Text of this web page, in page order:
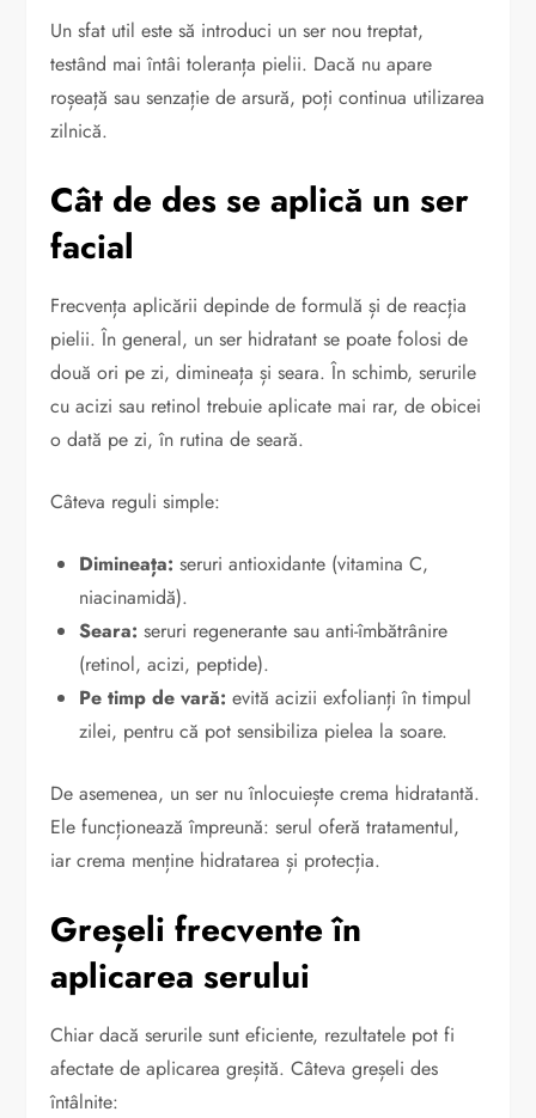
Un sfat util este să introduci un ser nou treptat,
testând mai întâi toleranța pielii. Dacă nu apare
roșeață sau senzație de arsură, poți continua utilizarea
zilnică.
Cât de des se aplică un ser
facial
Frecvența aplicării depinde de formulă și de reacția
pielii. În general, un ser hidratant se poate folosi de
două ori pe zi, dimineața și seara. În schimb, serurile
cu acizi sau retinol trebuie aplicate mai rar, de obicei
o dată pe zi, în rutina de seară.
Câteva reguli simple:
Dimineața: seruri antioxidante (vitamina C,
niacinamidă).
Seara: seruri regenerante sau anti-îmbătrânire
(retinol, acizi, peptide).
Pe timp de vară: evită acizii exfolianți în timpul
zilei, pentru că pot sensibiliza pielea la soare.
De asemenea, un ser nu înlocuiește crema hidratantă.
Ele funcționează împreună: serul oferă tratamentul,
iar crema menține hidratarea și protecția.
Greșeli frecvente în
aplicarea serului
Chiar dacă serurile sunt eficiente, rezultatele pot fi
afectate de aplicarea greșită. Câteva greșeli des
întâlnite: